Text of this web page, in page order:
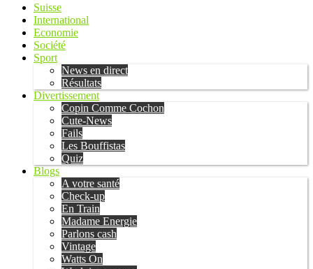
Suisse
International
Economie
Société
Sport
News en direct
Résultats
Divertissement
Copin Comme Cochon
Cute-News
Fails
Les Bouffistas
Quiz
Blogs
A votre santé
Check-up
En Train
Madame Energie
Parlons cash
Vintage
Watts On